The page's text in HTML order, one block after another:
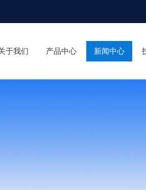
于我们 产品中心 新闻中心